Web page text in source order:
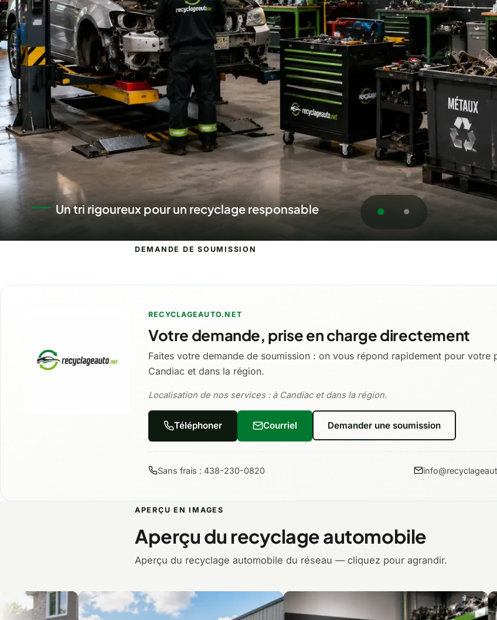
Un centre de recyclage automobile au service du Québec
DEMANDE DE SOUMISSION
RECYCLAGEAUTO.NET
Votre demande, prise en charge directement
Faites votre demande de soumission : on vous répond rapidement pour votre
Candiac et dans la région.
Localisation de nos services : à Candiac et dans la région.
Téléphoner Courriel Demander une soumission
Sans frais : 438-230-0820
APERÇU EN IMAGES
Aperçu du recyclage automobile
Aperçu du recyclage automobile du réseau — cliquez pour agrandir.